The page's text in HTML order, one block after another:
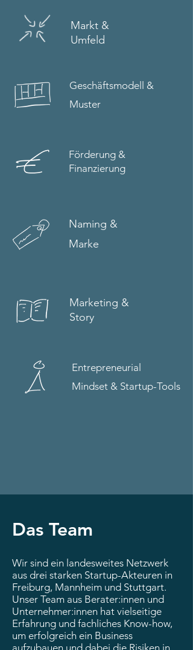
Markt &
Umfeld
Geschäftsmodell &
Muster
Förderung &
Finanzierung
Naming &
Marke
Marketing &
Story
Entrepreneurial
Mindset & Startup-Tools
Das Team
Wir sind ein landesweites Netzwerk
aus drei starken Startup-Akteuren in
Freiburg, Mannheim und Stuttgart.
Unser Team aus Berater:innen und
Unternehmer:innen hat vielseitige
Erfahrung und fachliches Know-how,
um erfolgreich ein Business
aufzubauen und dabei die Risiken in